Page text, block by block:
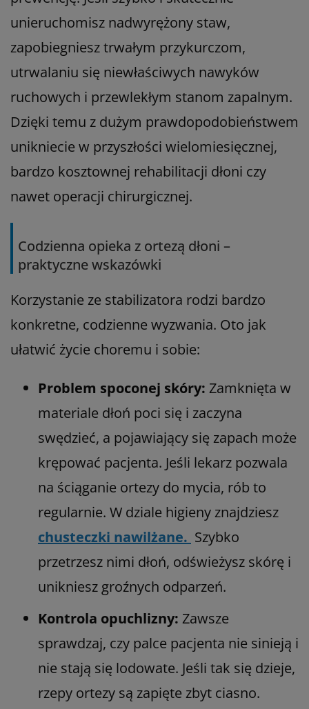
unieruchomisz nadwyrężony staw,
zapobiegniesz trwałym przykurczom,
utrwalaniu się niewłaściwych nawyków
ruchowych i przewlekłym stanom zapalnym.
Dzięki temu z dużym prawdopodobieństwem
unikniecie w przyszłości wielomiesięcznej,
bardzo kosztownej rehabilitacji dłoni czy
nawet operacji chirurgicznej.
Codzienna opieka z ortezą dłoni –
praktyczne wskazówki
Korzystanie ze stabilizatora rodzi bardzo
konkretne, codzienne wyzwania. Oto jak
ułatwić życie choremu i sobie:
Problem spoconej skóry: Zamknięta w
materiale dłoń poci się i zaczyna
swędzieć, a pojawiający się zapach może
krępować pacjenta. Jeśli lekarz pozwala
na ściąganie ortezy do mycia, rób to
regularnie. W dziale higieny znajdziesz
chusteczki nawilżane. Szybko
przetrzesz nimi dłoń, odświeżysz skórę i
unikniesz groźnych odparzeń.
Kontrola opuchlizny: Zawsze
sprawdzaj, czy palce pacjenta nie sinieją i
nie stają się lodowate. Jeśli tak się dzieje,
rzepy ortezy są zapięte zbyt ciasno.